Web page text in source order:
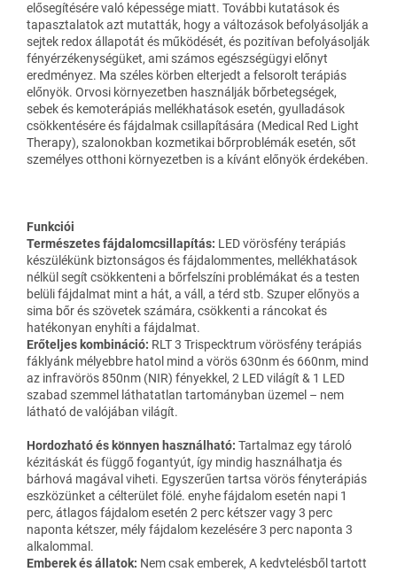
elősegítésére való képessége miatt. További kutatások és
tapasztalatok azt mutatták, hogy a változások befolyásolják a
sejtek redox állapotát és működését, és pozitívan befolyásolják
fényérzékenységüket, ami számos egészségügyi előnyt
eredményez. Ma széles körben elterjedt a felsorolt terápiás
előnyök. Orvosi környezetben használják bőrbetegségek,
sebek és kemoterápiás mellékhatások esetén, gyulladások
csökkentésére és fájdalmak csillapítására (Medical Red Light
Therapy), szalonokban kozmetikai bőrproblémák esetén, sőt
személyes otthoni környezetben is a kívánt előnyök érdekében.
Funkciói
Természetes fájdalomcsillapítás: LED vörösfény terápiás
készülékünk biztonságos és fájdalommentes, mellékhatások
nélkül segít csökkenteni a bőrfelszíni problémákat és a testen
belüli fájdalmat mint a hát, a váll, a térd stb. Szuper előnyös a
sima bőr és szövetek számára, csökkenti a ráncokat és
hatékonyan enyhíti a fájdalmat.
Erőteljes kombináció: RLT 3 Trispecktrum vörösfény terápiás
fáklyánk mélyebbre hatol mind a vörös 630nm és 660nm, mind
az infravörös 850nm (NIR) fényekkel, 2 LED világít & 1 LED
szabad szemmel láthatatlan tartományban üzemel – nem
látható de valójában világít.
Hordozható és könnyen használható: Tartalmaz egy tároló
kézitáskát és függő fogantyút, így mindig használhatja és
bárhová magával viheti. Egyszerűen tartsa vörös fényterápiás
eszközünket a célterület fölé. enyhe fájdalom esetén napi 1
perc, átlagos fájdalom esetén 2 perc kétszer vagy 3 perc
naponta kétszer, mély fájdalom kezelésére 3 perc naponta 3
alkalommal.
Emberek és állatok: Nem csak emberek, A kedvtelésből tartott